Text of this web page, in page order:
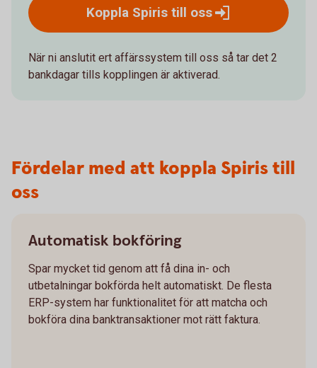
Koppla Spiris till oss
När ni anslutit ert affärssystem till oss så tar det 2
bankdagar tills kopplingen är aktiverad.
Fördelar med att koppla Spiris till
oss
Automatisk bokföring
Spar mycket tid genom att få dina in- och
utbetalningar bokförda helt automatiskt. De flesta
ERP-system har funktionalitet för att matcha och
bokföra dina banktransaktioner mot rätt faktura.